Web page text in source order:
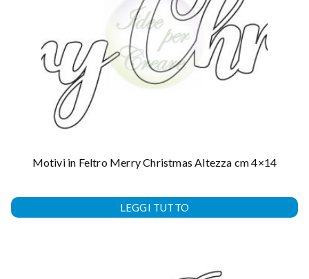
Motivi in Feltro Merry Christmas Altezza cm 4×14
LEGGI TUTTO